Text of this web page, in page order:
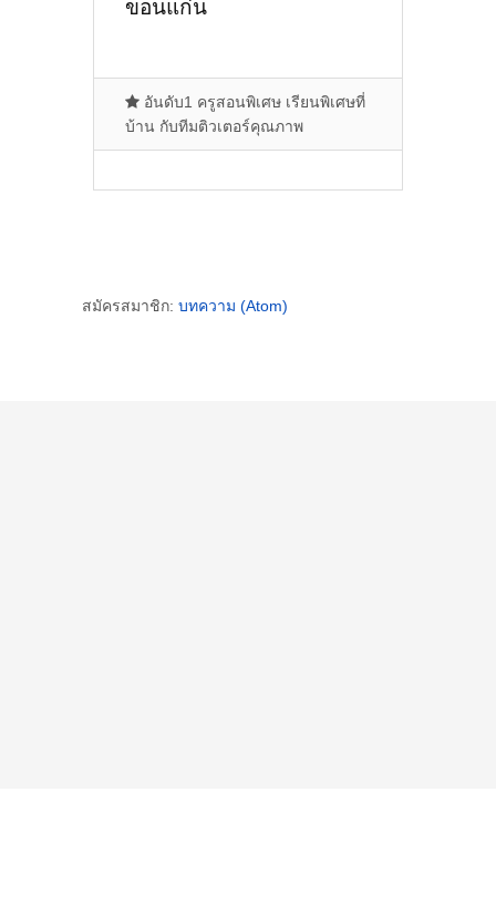
ขอนแก่น
อันดับ1 ครูสอนพิเศษ เรียนพิเศษที่
บ้าน กับทีมติวเตอร์คุณภาพ
สมัครสมาชิก: บทความ (Atom)